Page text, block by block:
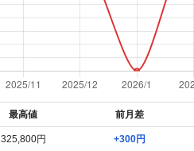
最高値 前月差
325,800円 +300円